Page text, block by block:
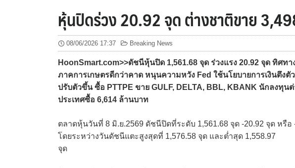
หุ้นปิดร่วง 20.92 จุด ต่างชาติขาย
08/06/2026 17:37 Breaking News
HoonSmart.com>>ดัชนีหุ้นปิด 1,561.68 จุด ร่วงแรง 20.92 จุด ทิศท
ภาคการเกษตรดีกว่าคาด หนุนความหวัง Fed ใช้นโยบายการเงินตึง
ปรับตัวขึ้น ซื้อ PTTPE ขาย GULF, DELTA, BBL, KBANK นักลงทุ
ประเทศซื้อ 6,614 ล้านบาท
ตลาดหุ้นวันที่ 8 มิ.ย.2569 ดัชนีปิดที่ระดับ 1,561.68 จุด -20.92 จุด หรื
โดยระหว่างวันดัชนีแตะสูงสุดที่ 1,576.58 จุด และต่ำสุด 1,558.97
จุด